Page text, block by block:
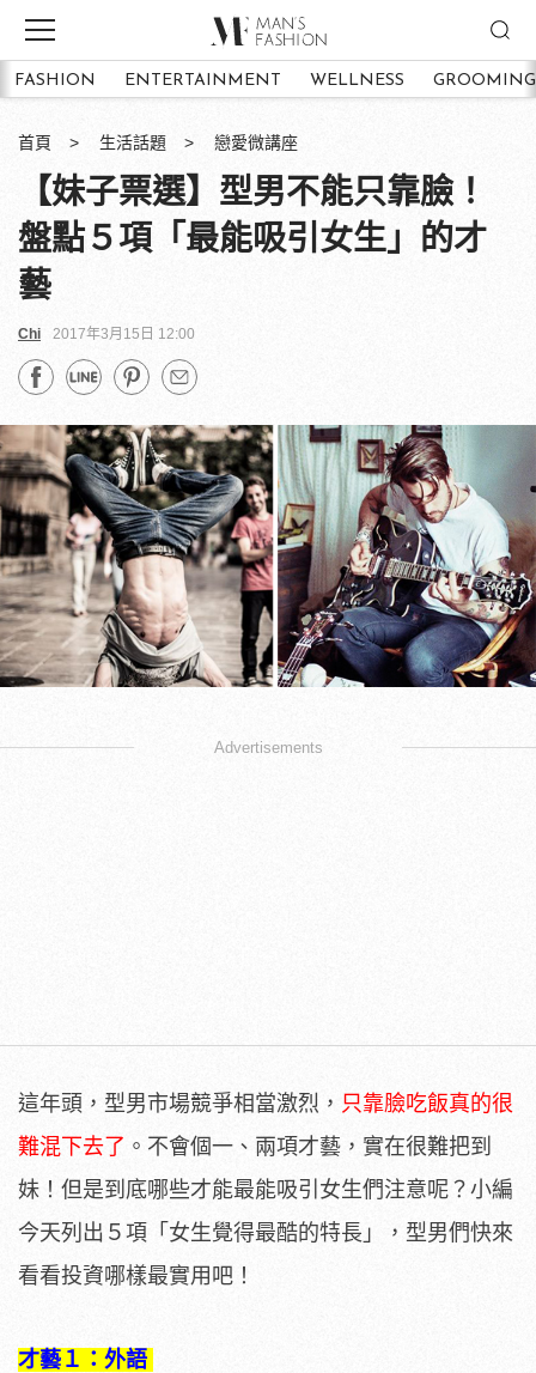
FASHION ENTERTAINMENT WELLNESS GROOMING
首頁 生活話題 戀愛微講座
【妹子票選】型男不能只靠臉！
盤點５項「最能吸引女生」的才
藝
Chi 2017年3月15日 12:00
Advertisements
這年頭，型男市場競爭相當激烈， 只靠臉吃飯真的很
難混下去了 。不會個一、兩項才藝，實在很難把到
妹！但是到底哪些才能最能吸引女生們注意呢？小編
今天列出５項「女生覺得最酷的特長」，型男們快來
看看投資哪樣最實用吧！
才藝１：外語